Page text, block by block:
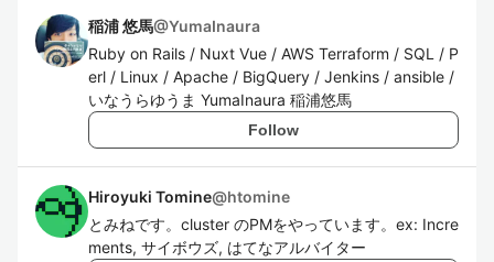
稲浦 悠馬@YumaInaura
Ruby on Rails / Nuxt Vue / AWS Terraform / SQL / P
erl / Linux / Apache / BigQuery / Jenkins / ansible /
いなうらゆうま YumaInaura 稲浦悠馬
Follow
Hiroyuki Tomine@htomine
とみねです。cluster のPMをやっています。ex: Incre
ments, サイボウズ, はてなアルバイター